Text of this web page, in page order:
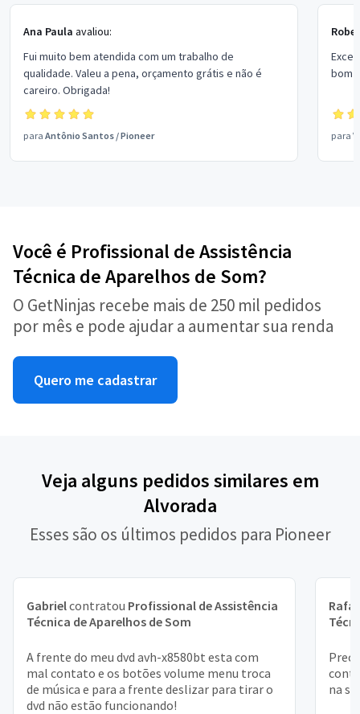
Ana Paula avaliou:
Fui muito bem atendida com um trabalho de
qualidade. Valeu a pena, orçamento grátis e não é
careiro. Obrigada!
para Antônio Santos /Pioneer
bom
para
Você é Profissional de Assistência
Técnica de Aparelhos de Som?
O GetNinjas recebe mais de 250 mil pedidos
por mês e pode ajudar a aumentar sua renda
Quero me cadastrar
Veja alguns pedidos similares em
Alvorada
Esses são os últimos pedidos para Pioneer
Gabrielcontratou Profissional de Assistência
Técnica de Aparelhos de Som
A frente do meu dvd avh-x8580bt esta com
mal contato e os botões volume menu troca
de música e para a frente deslizar para tirar o
dvd não estão funcionando!
na